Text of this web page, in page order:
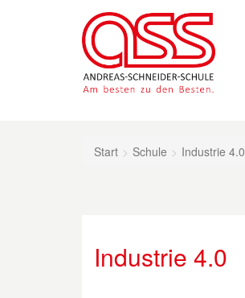
Start Schule Industrie 4.0
Industrie 4.0